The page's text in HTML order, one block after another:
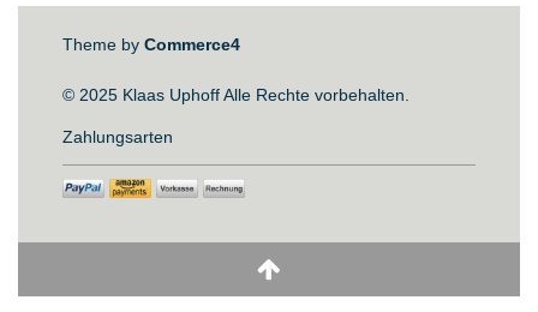
Theme by Commerce4
© 2025 Klaas Uphoff Alle Rechte vorbehalten.
Zahlungsarten